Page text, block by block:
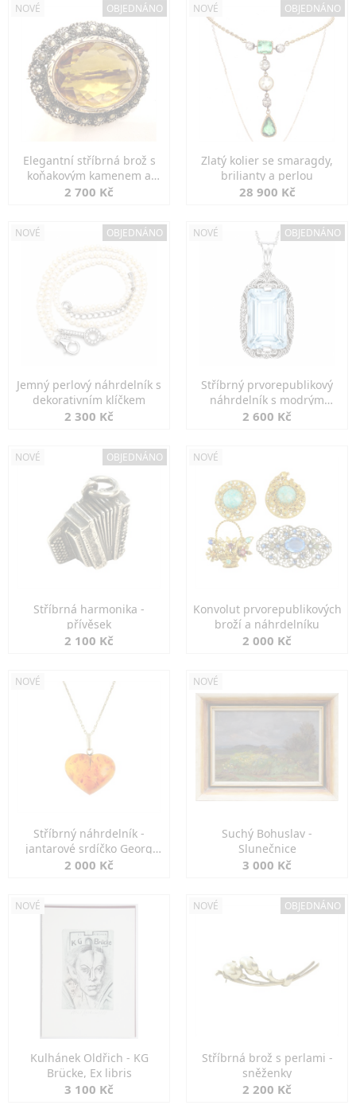
NOVÉ OBJEDNÁNO
Elegantní stříbrná brož s
koňakovým kamenem a
markazity
2 700 Kč
NOVÉ OBJEDNÁNO
Zlatý kolier se smaragdy,
brilianty a perlou
28 900 Kč
NOVÉ OBJEDNÁNO
Jemný perlový náhrdelník s
dekorativním klíčkem
2 300 Kč
NOVÉ OBJEDNÁNO
Stříbrný prvorepublikový
náhrdelník s modrým
spinelem
2 600 Kč
NOVÉ OBJEDNÁNO
Stříbrná harmonika -
přívěsek
2 100 Kč
NOVÉ
Konvolut prvorepublikových
broží a náhrdelníku
2 000 Kč
NOVÉ
Stříbrný náhrdelník -
jantarové srdíčko Georg
Kramer
2 000 Kč
NOVÉ
Suchý Bohuslav -
Slunečnice
3 000 Kč
NOVÉ
Kulhánek Oldřich - KG
Brücke, Ex libris
3 100 Kč
NOVÉ OBJEDNÁNO
Stříbrná brož s perlami -
sněženky
2 200 Kč